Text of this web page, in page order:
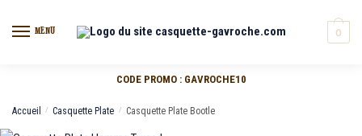
MENU 0
CODE PROMO : GAVROCHE10
Accueil / Casquette Plate / Casquette Plate Bootle